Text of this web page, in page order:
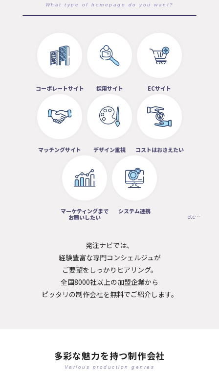
What type of homepage do you want?
コーポレートサイト 採用サイト ECサイト
マッチングサイト デザイン重視 コストはおさえたい
マーケティングまで
お願いしたい
システム連携
etc…
発注ナビでは、
経験豊富な専門コンシェルジュが
ご要望をしっかりヒアリング。
全国8000社以上の加盟企業から
ピッタリの制作会社を無料でご紹介します。
多彩な魅力を持つ制作会社
Various production genres